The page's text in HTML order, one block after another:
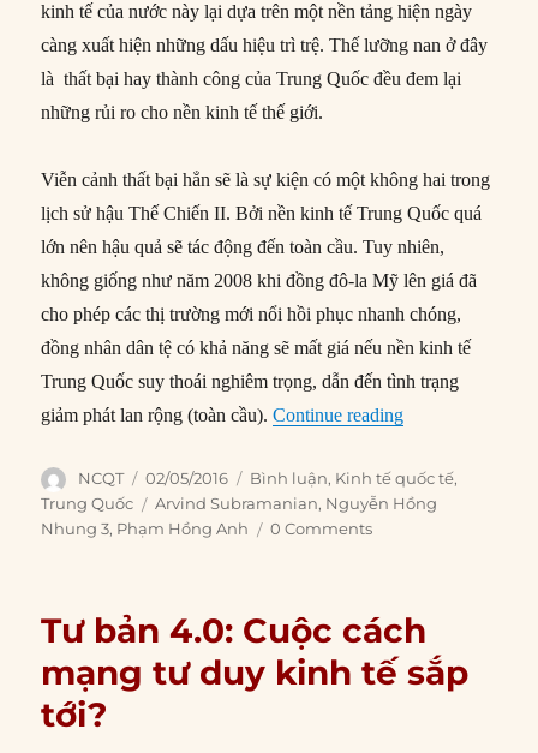
kinh tế của nước này lại dựa trên một nền tảng hiện ngày
càng xuất hiện những dấu hiệu trì trệ. Thế lưỡng nan ở đây
là thất bại hay thành công của Trung Quốc đều đem lại
những rủi ro cho nền kinh tế thế giới.
Viễn cảnh thất bại hẳn sẽ là sự kiện có một không hai trong
lịch sử hậu Thế Chiến II. Bởi nền kinh tế Trung Quốc quá
lớn nên hậu quả sẽ tác động đến toàn cầu. Tuy nhiên,
không giống như năm 2008 khi đồng đô-la Mỹ lên giá đã
cho phép các thị trường mới nổi hồi phục nhanh chóng,
đồng nhân dân tệ có khả năng sẽ mất giá nếu nền kinh tế
Trung Quốc suy thoái nghiêm trọng, dẫn đến tình trạng
giảm phát lan rộng (toàn cầu).Continue reading“Rủi ro đến từ
Author
NCQT
Posted
on
02/05/2016 Categories
Bình luận, Kinh tế quốc tế,
Trung Quốc
Tags
Arvind Subramanian, Nguyễn Hồng
Nhung 3, Phạm Hồng Anh 0 Comments
Tư bản 4.0: Cuộc cách
mạng tư duy kinh tế sắp
tới?